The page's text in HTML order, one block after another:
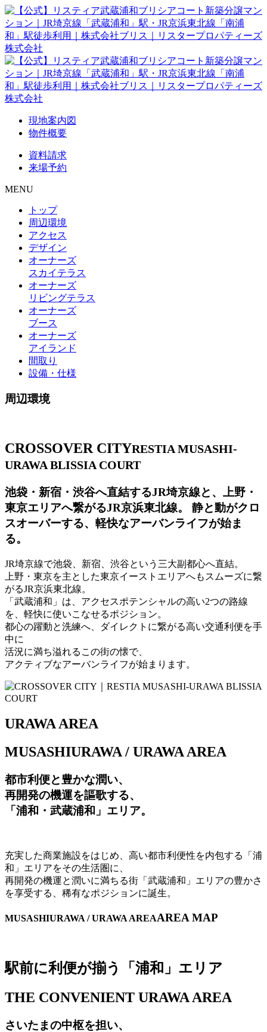
現地案内図
物件概要
資料請求
来場予約
MENU
トップ
周辺環境
アクセス
デザイン
オーナーズ
スカイテラス
オーナーズ
リビングテラス
オーナーズ
ブース
オーナーズ
アイランド
間取り
設備・仕様
周辺環境
CROSSOVER CITYRESTIA MUSASHI-
URAWA BLISSIA COURT
池袋・新宿・渋谷へ直結するJR埼京線と、上野・
東京エリアへ繋がるJR京浜東北線。 静と動がクロ
スオーバーする、軽快なアーバンライフが始ま
る。
JR埼京線で池袋、新宿、渋谷という三大副都心へ直結。
上野・東京を主とした東京イーストエリアへもスムーズに繋
がるJR京浜東北線。
「武蔵浦和」は、アクセスポテンシャルの高い2つの路線
を、軽快に使いこなせるポジション。
都心の躍動と洗練へ、ダイレクトに繋がる高い交通利便を手
中に
活況に満ち溢れるこの街の懐で、
アクティブなアーバンライフが始まります。
URAWA AREA
MUSASHIURAWA / URAWA AREA
都市利便と豊かな潤い、
再開発の機運を謳歌する、
「浦和・武蔵浦和」エリア。
充実した商業施設をはじめ、高い都市利便性を内包する「浦
和」エリアをその生活圏に、
再開発の機運と潤いに満ちる街「武蔵浦和」エリアの豊かさ
を享受する、稀有なポジションに誕生。
MUSASHIURAWA / URAWA AREAAREA MAP
駅前に利便が揃う「浦和」エリア
THE CONVENIENT URAWA AREA
さいたまの中枢を担い、